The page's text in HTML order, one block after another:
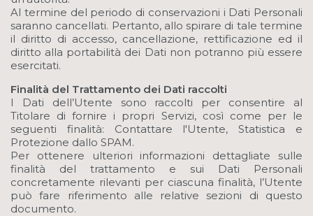
Al termine del periodo di conservazioni i Dati Personali
saranno cancellati. Pertanto, allo spirare di tale termine
il diritto di accesso, cancellazione, rettificazione ed il
diritto alla portabilità dei Dati non potranno più essere
esercitati.
Finalità del Trattamento dei Dati raccolti
I Dati dell’Utente sono raccolti per consentire al
Titolare di fornire i propri Servizi, così come per le
seguenti finalità: Contattare l'Utente, Statistica e
Protezione dallo SPAM.
Per ottenere ulteriori informazioni dettagliate sulle
finalità del trattamento e sui Dati Personali
concretamente rilevanti per ciascuna finalità, l’Utente
può fare riferimento alle relative sezioni di questo
documento.